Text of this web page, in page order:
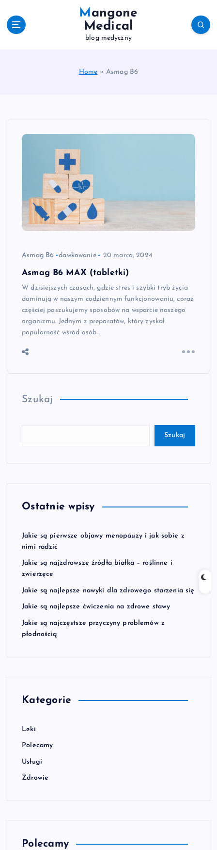
Mangone
Medical
blog medyczny
Home » Asmag B6
Asmag B6 dawkowanie 20 marca, 2024
Asmag B6 MAX (tabletki)
W dzisiejszych czasach, gdzie stres i szybki tryb życia
dominują w naszym codziennym funkcjonowaniu, coraz
częściej poszukujemy sposobów na wsparcie naszego
organizmu. Jednym z preparatów, który zyskał
popularność wśród osób…
Szukaj
Szukaj
Ostatnie wpisy
Jakie są pierwsze objawy menopauzy i jak sobie z
nimi radzić
Jakie są najzdrowsze źródła białka – roślinne i
zwierzęce
Jakie są najlepsze nawyki dla zdrowego starzenia się
Jakie są najlepsze ćwiczenia na zdrowe stawy
Jakie są najczęstsze przyczyny problemów z
płodnością
Kategorie
Leki
Polecamy
Usługi
Zdrowie
Polecamy